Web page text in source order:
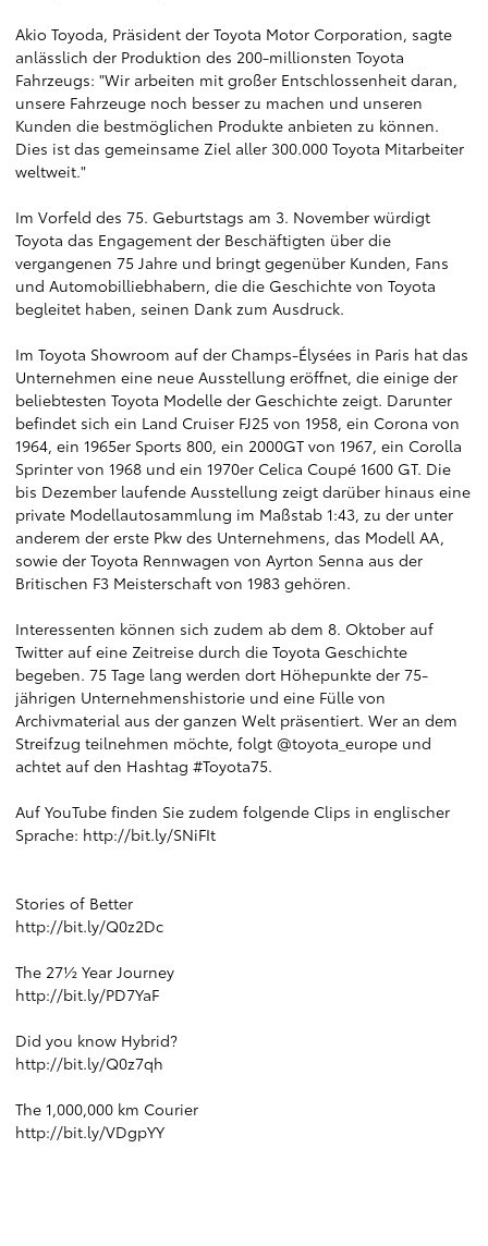
Akio Toyoda, Präsident der Toyota Motor Corporation, sagte
anlässlich der Produktion des 200-millionsten Toyota
Fahrzeugs: "Wir arbeiten mit großer Entschlossenheit daran,
unsere Fahrzeuge noch besser zu machen und unseren
Kunden die bestmöglichen Produkte anbieten zu können.
Dies ist das gemeinsame Ziel aller 300.000 Toyota Mitarbeiter
weltweit."
Im Vorfeld des 75. Geburtstags am 3. November würdigt
Toyota das Engagement der Beschäftigten über die
vergangenen 75 Jahre und bringt gegenüber Kunden, Fans
und Automobilliebhabern, die die Geschichte von Toyota
begleitet haben, seinen Dank zum Ausdruck.
Im Toyota Showroom auf der Champs-Élysées in Paris hat das
Unternehmen eine neue Ausstellung eröffnet, die einige der
beliebtesten Toyota Modelle der Geschichte zeigt. Darunter
befindet sich ein Land Cruiser FJ25 von 1958, ein Corona von
1964, ein 1965er Sports 800, ein 2000GT von 1967, ein Corolla
Sprinter von 1968 und ein 1970er Celica Coupé 1600 GT. Die
bis Dezember laufende Ausstellung zeigt darüber hinaus eine
private Modellautosammlung im Maßstab 1:43, zu der unter
anderem der erste Pkw des Unternehmens, das Modell AA,
sowie der Toyota Rennwagen von Ayrton Senna aus der
Britischen F3 Meisterschaft von 1983 gehören.
Interessenten können sich zudem ab dem 8. Oktober auf
Twitter auf eine Zeitreise durch die Toyota Geschichte
begeben. 75 Tage lang werden dort Höhepunkte der 75-
jährigen Unternehmenshistorie und eine Fülle von
Archivmaterial aus der ganzen Welt präsentiert. Wer an dem
Streifzug teilnehmen möchte, folgt @toyota_europe und
achtet auf den Hashtag #Toyota75.
Auf YouTube finden Sie zudem folgende Clips in englischer
Sprache: http://bit.ly/SNiFIt
Stories of Better
http://bit.ly/Q0z2Dc
The 27½ Year Journey
http://bit.ly/PD7YaF
Did you know Hybrid?
http://bit.ly/Q0z7qh
The 1,000,000 km Courier
http://bit.ly/VDgpYY